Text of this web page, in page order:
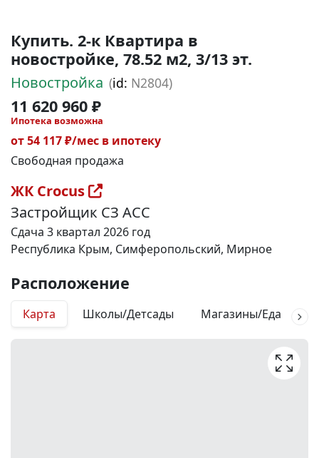
Купить. 2-к Квартира в
новостройке, 78.52 м2, 3/13 эт.
Новостройка (id: N2804)
11 620 960 ₽
Ипотека возможна
от 54 117 ₽/мес в ипотеку
Свободная продажа
ЖК Crocus
Застройщик СЗ АСС
Сдача 3 квартал 2026 год
Республика Крым, Симферопольский, Мирное
Расположение
Карта Школы/Детсады Магазины/Еда